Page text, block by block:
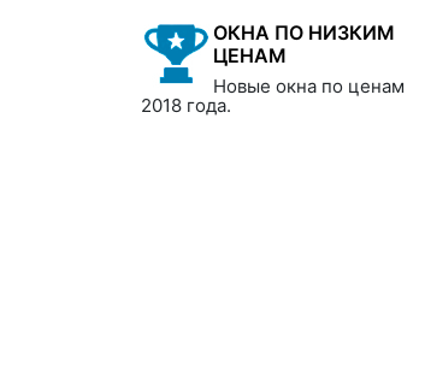
ОКНА ПО НИЗКИМ
ЦЕНАМ
Новые окна по ценам
2018 года.